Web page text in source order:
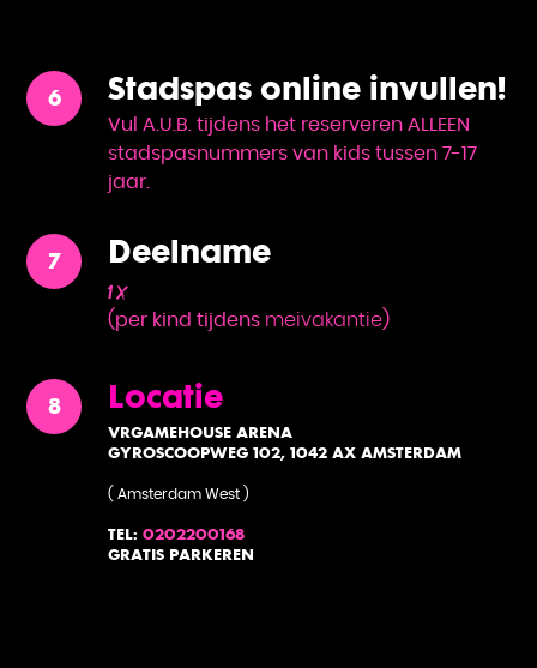
Stadspas online invullen!
Vul A.U.B. tijdens het reserveren ALLEEN
stadspasnummers van kids tussen 7-17
jaar.
Deelname
1 x
(per kind tijdens meivakantie)
Locatie
VRGAMEHOUSE ARENA
GYROSCOOPWEG 102, 1042 AX AMSTERDAM
( Amsterdam West )
TEL: 0202200168
GRATIS PARKEREN